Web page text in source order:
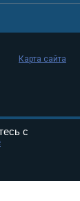
Карта сайта
с